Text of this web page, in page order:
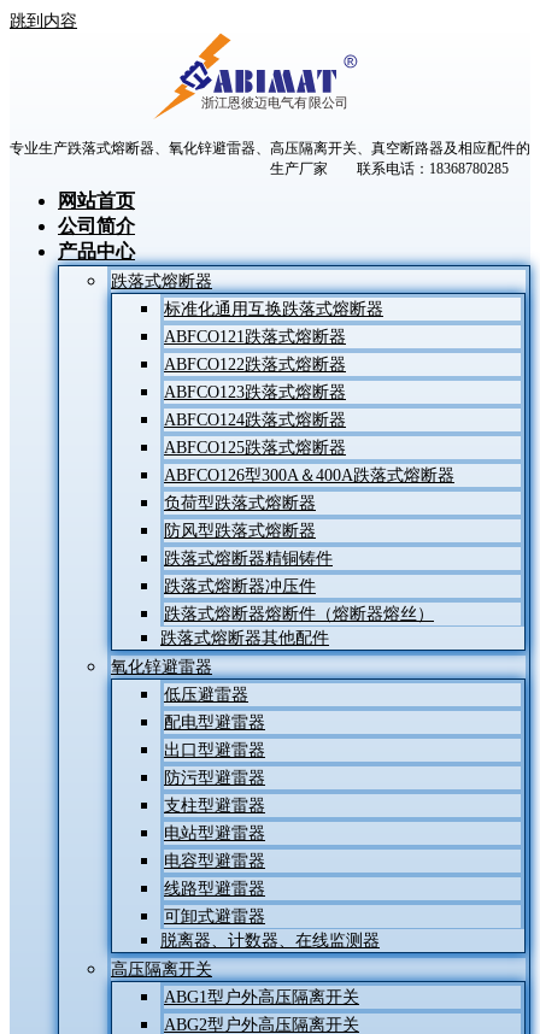
跳到内容
专业生产跌落式熔断器、氧化锌避雷器、高压隔离开关、真空断路器及相应配件的
生产厂家 联系电话：18368780285
网站首页
公司简介
产品中心
跌落式熔断器
标准化通用互换跌落式熔断器
ABFCO121跌落式熔断器
ABFCO122跌落式熔断器
ABFCO123跌落式熔断器
ABFCO124跌落式熔断器
ABFCO125跌落式熔断器
ABFCO126型300A＆400A跌落式熔断器
负荷型跌落式熔断器
防风型跌落式熔断器
跌落式熔断器精铜铸件
跌落式熔断器冲压件
跌落式熔断器熔断件（熔断器熔丝）
跌落式熔断器其他配件
氧化锌避雷器
低压避雷器
配电型避雷器
出口型避雷器
防污型避雷器
支柱型避雷器
电站型避雷器
电容型避雷器
线路型避雷器
可卸式避雷器
脱离器、计数器、在线监测器
高压隔离开关
ABG1型户外高压隔离开关
ABG2型户外高压隔离开关